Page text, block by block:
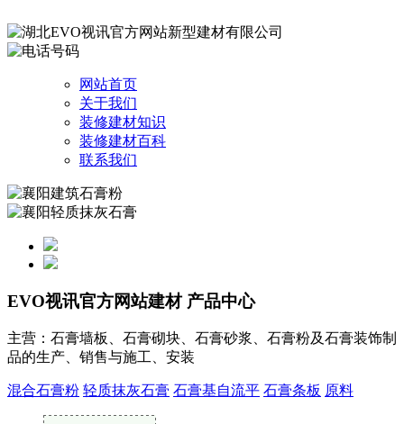
网站首页
关于我们
装修建材知识
装修建材百科
联系我们
EVO视讯官方网站建材 产品中心
主营：石膏墙板、石膏砌块、石膏砂浆、石膏粉及石膏装饰制
品的生产、销售与施工、安装
混合石膏粉 轻质抹灰石膏 石膏基自流平 石膏条板 原料